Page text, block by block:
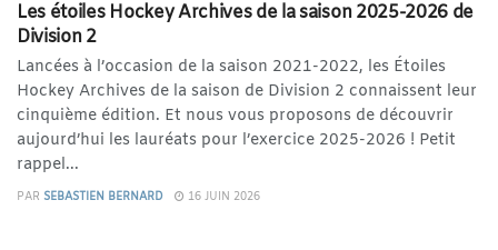
Les étoiles Hockey Archives de la saison 2025-2026 de
Division 2
Lancées à l’occasion de la saison 2021-2022, les Étoiles
Hockey Archives de la saison de Division 2 connaissent leur
cinquième édition. Et nous vous proposons de découvrir
aujourd’hui les lauréats pour l’exercice 2025-2026 ! Petit
rappel...
PAR SEBASTIEN BERNARD 16 JUIN 2026